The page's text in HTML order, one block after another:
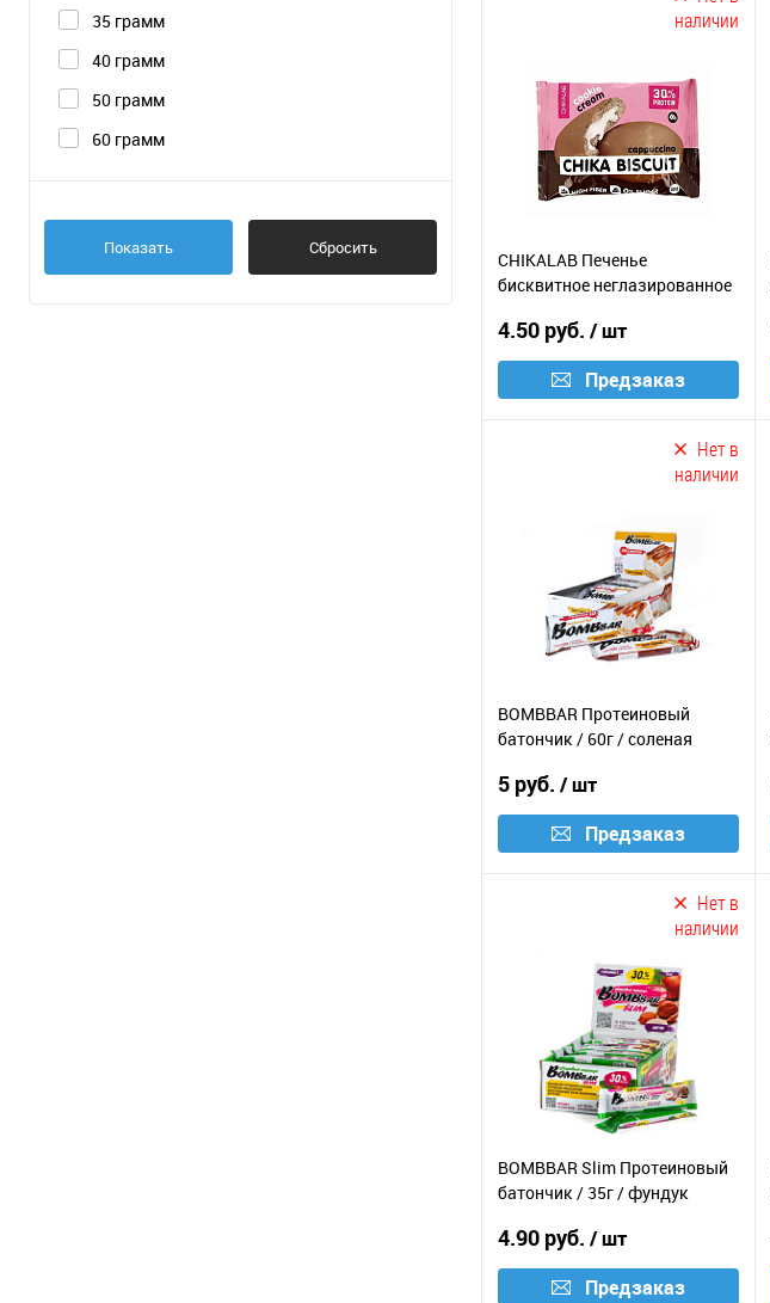
35 грамм
40 грамм
50 грамм
60 грамм
Показать Сбросить
наличии
CHIKALAB Печенье
бисквитное неглазированное
4.50 руб. / шт
Предзаказ
Нет в
наличии
BOMBBAR Протеиновый
батончик / 60г / соленая
5 руб. / шт
Предзаказ
Нет в
наличии
BOMBBAR Slim Протеиновый
батончик / 35г / фундук
4.90 руб. / шт
Предзаказ